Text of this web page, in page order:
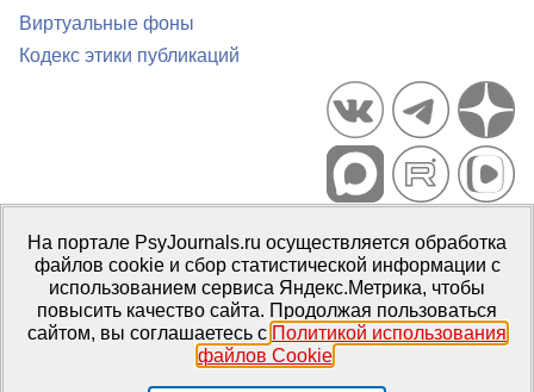
Виртуальные фоны
Кодекс этики публикаций
Портал психологических изданий PsyJournals.ru, 2007–2026
Правила использования материалов
Свидетельство регистрации СМИЭл № ФС77-66447 от 14 июля
2016 г.
Издатель: ФГБОУ ВО МГППУ
На портале PsyJournals.ru осуществляется обработка
файлов cookie и сбор статистической информации с
использованием сервиса Яндекс.Метрика, чтобы
повысить качество сайта. Продолжая пользоваться
сайтом, вы соглашаетесь с Политикой использования
файлов Cookie.